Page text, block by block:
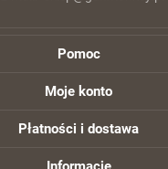
Pomoc
Moje konto
Płatności i dostawa